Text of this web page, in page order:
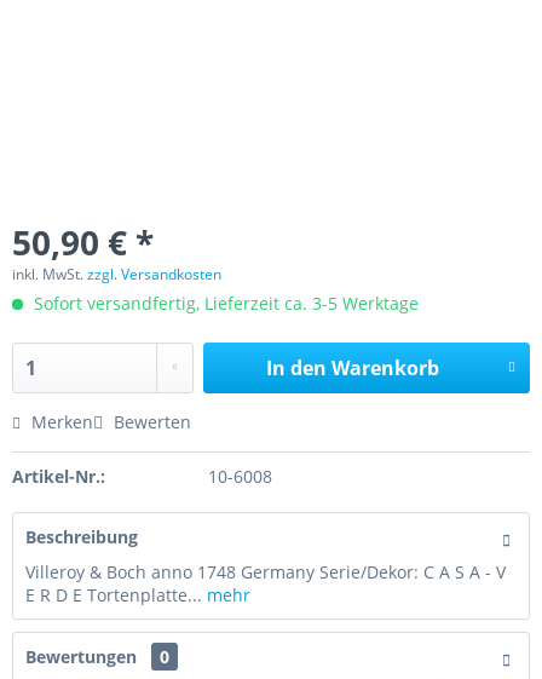
50,90 € *
inkl. MwSt.zzgl. Versandkosten
Sofort versandfertig, Lieferzeit ca. 3-5 Werktage
In den Warenkorb
Merken Bewerten
Artikel-Nr.: 10-6008
Beschreibung
Villeroy & Boch anno 1748 Germany Serie/Dekor: C A S A - V
E R D E Tortenplatte... mehr
Bewertungen
0